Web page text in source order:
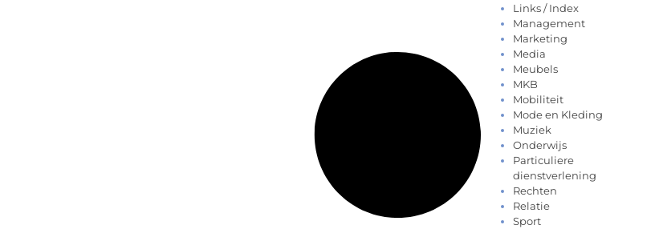
Links / Index
Management
Marketing
Media
Meubels
MKB
Mobiliteit
Mode en Kleding
Muziek
Onderwijs
Particuliere
dienstverlening
Rechten
Relatie
Sport